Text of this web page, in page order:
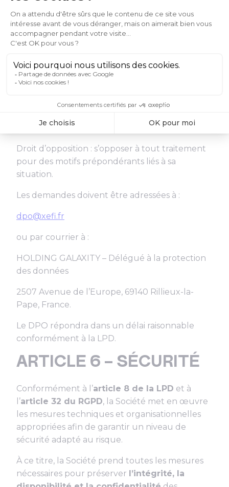
Droit de rectification : corriger des données
inexactes ou incomplètes ;
suppression des données lorsque leur
traitement n’est plus nécessaire ;
Droit à la portabilité : obtenir les données dans
autre responsable ;
Droit d’opposition : s’opposer à tout traitement
pour des motifs prépondérants liés à sa
situation.
Les demandes doivent être adressées à :
dpo@xefi.fr
ou par courrier à :
HOLDING GALAXITY – Délégué à la protection
des données
2507 Avenue de l’Europe, 69140 Rillieux-la-
Pape, France.
Le DPO répondra dans un délai raisonnable
conformément à la LPD.
ARTICLE 6 – SÉCURITÉ
Conformément à l’article 8 de la LPD et à
l’article 32 du RGPD, la Société met en œuvre
les mesures techniques et organisationnelles
appropriées afin de garantir un niveau de
sécurité adapté au risque.
À ce titre, la Société prend toutes les mesures
nécessaires pour préserver l’intégrité, la